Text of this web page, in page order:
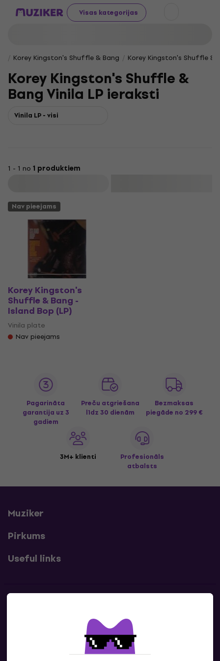
Visas kategorijas
Korey Kingston's Shuffle & Bang Korey Kingston's Shuffle &
Korey Kingston's Shuffle &
Bang Vinila LP ieraksti
Vinila LP - visi
1 - 1 no 1 produktiem
Nav pieejams
Korey Kingston's
Shuffle & Bang -
Island Bop (LP)
Vinila plate
Nav pieejams
Pagarināta
garantija uz 3
gadiem
Preču atgriešana
līdz 30 dienām
Bezmaksas
piegāde no 299 €
3M+ klienti
Profesionāls
atbalsts
Muziker
Pirkums
Useful links
Sazinies ar mums